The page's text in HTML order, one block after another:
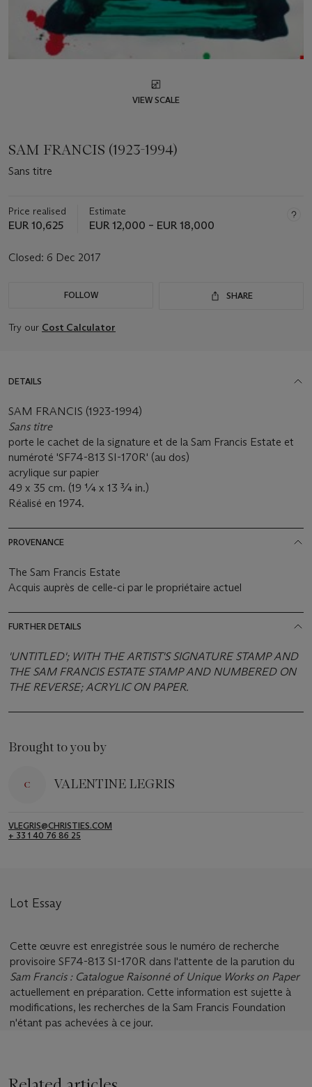
VIEW SCALE
SAM FRANCIS (1923-1994)
Sans titre
Price realised
EUR 10,625
Estimate
EUR 12,000 – EUR 18,000
Closed: 6 Dec 2017
FOLLOW SHARE
Try our Cost Calculator
DETAILS
SAM FRANCIS (1923-1994)
Sans titre
porte le cachet de la signature et de la Sam Francis Estate et
numéroté 'SF74-813 SI-170R' (au dos)
acrylique sur papier
49 x 35 cm. (19 ¼ x 13 ¾ in.)
Réalisé en 1974.
PROVENANCE
The Sam Francis Estate
Acquis auprès de celle-ci par le propriétaire actuel
FURTHER DETAILS
'UNTITLED'; WITH THE ARTIST'S SIGNATURE STAMP AND
THE SAM FRANCIS ESTATE STAMP AND NUMBERED ON
THE REVERSE; ACRYLIC ON PAPER.
Brought to you by
VALENTINE LEGRIS
VLEGRIS@CHRISTIES.COM
+ 33 1 40 76 86 25
Lot Essay
Cette œuvre est enregistrée sous le numéro de recherche
provisoire SF74-813 SI-170R dans l'attente de la parution du
Sam Francis : Catalogue Raisonné of Unique Works on Paper
actuellement en préparation. Cette information est sujette à
modifications, les recherches de la Sam Francis Foundation
n'étant pas achevées à ce jour.